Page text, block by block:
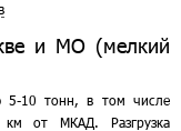
и МО (мелкий
5-10 тонн, в том числе
от МКАД. Разгрузка